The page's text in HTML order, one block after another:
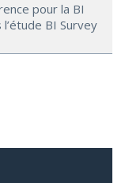
pour la BI
BI Survey